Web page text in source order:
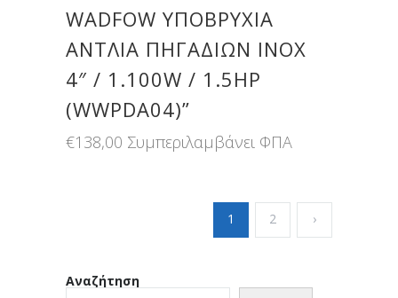
WADFOW ΥΠΟΒΡΥΧΙΑ
ΑΝΤΛΙΑ ΠΗΓΑΔΙΩΝ ΙΝΟΧ
4″ / 1.100W / 1.5ΗΡ
(WWPDA04)”
€138,00 Συμπεριλαμβάνει ΦΠΑ
1 2 ›
Αναζήτηση